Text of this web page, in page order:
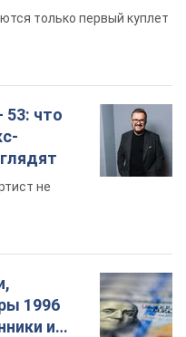
только первый куплет
53: что
не
1996
и